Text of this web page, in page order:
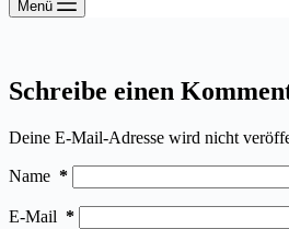
Menü
Schreibe einen
Deine E-Mail-Adresse wird nicht
Name *
E-Mail *